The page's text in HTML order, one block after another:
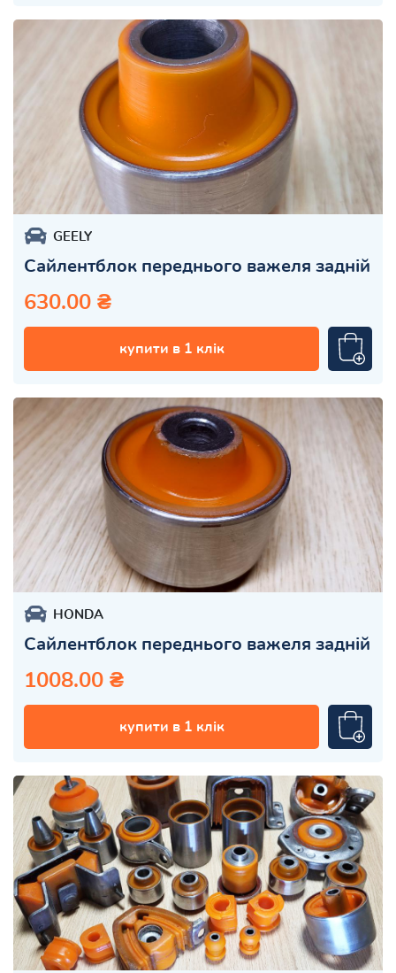
GEELY
Сайлентблок переднього важеля задній
630.00 ₴
купити в 1 клік
HONDA
Сайлентблок переднього важеля задній
1008.00 ₴
купити в 1 клік